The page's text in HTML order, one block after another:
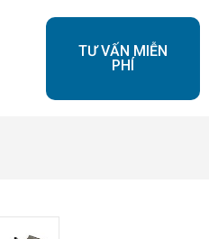
TƯ VẤN MIỄN
PHÍ